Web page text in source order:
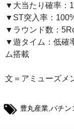
▼大当たり確率：
▼ST突入率：
▼ラウンド数：
▼遊タイム：低確
ム搭載
文＝アミューズメ
豊丸産業 パチン